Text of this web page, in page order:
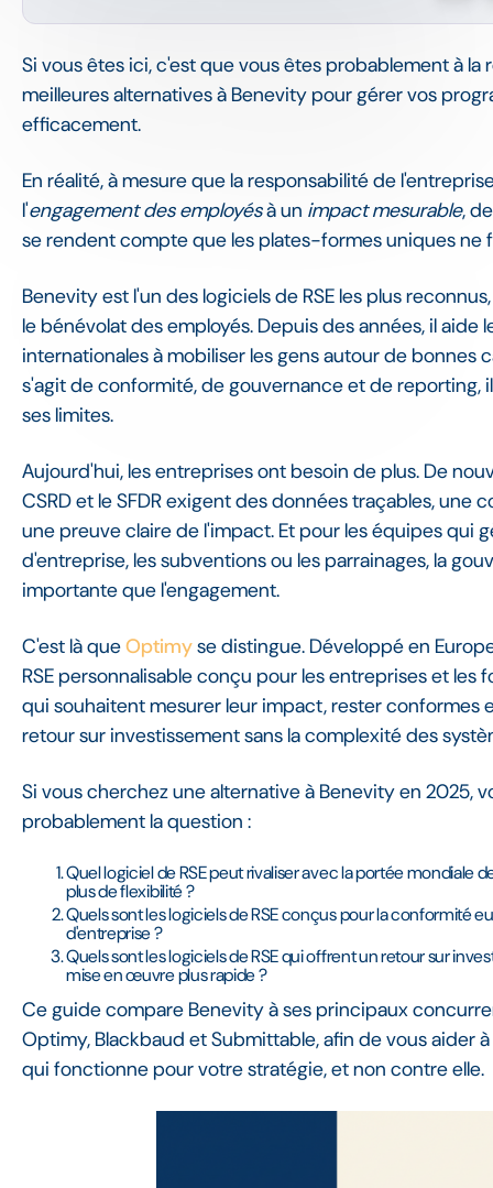
Si vous êtes ici, c'est que vous êtes probablement à la
meilleures alternatives à Benevity pour gérer vos
efficacement.
En réalité, à mesure que la responsabilité de
l'engagement des employésà un impact mesurable,
se rendent compte que les plates-formes uniques ne
Benevity est l'un des logiciels de RSE les plus
le bénévolat des employés. Depuis des années, il aide
internationales à mobiliser les gens autour de bonnes
s'agit de conformité, de gouvernance et de reporting,
ses limites.
Aujourd'hui, les entreprises ont besoin de plus. De
CSRD et le SFDR exigent des données traçables, une
une preuve claire de l'impact. Et pour les équipes qui
d'entreprise, les subventions ou les parrainages, la
importante que l'engagement.
C'est là queOptimyse distingue. Développé en
RSE personnalisable conçu pour les entreprises et les
qui souhaitent mesurer leur impact, rester conformes
retour sur investissement sans la complexité des
Si vous cherchez une alternative à Benevity en 2025,
probablement la question :
Quel logiciel de RSE peut rivaliser avec la portée mondiale
plus de flexibilité ?
Quels sont les logiciels de RSE conçus pour la conformité
d'entreprise ?
Quels sont les logiciels de RSE qui offrent un retour sur
mise en œuvre plus rapide ?
Ce guide compare Benevity à ses principaux
Optimy, Blackbaud et Submittable, afin de vous aider
qui fonctionne pour votre stratégie, et non contre elle.